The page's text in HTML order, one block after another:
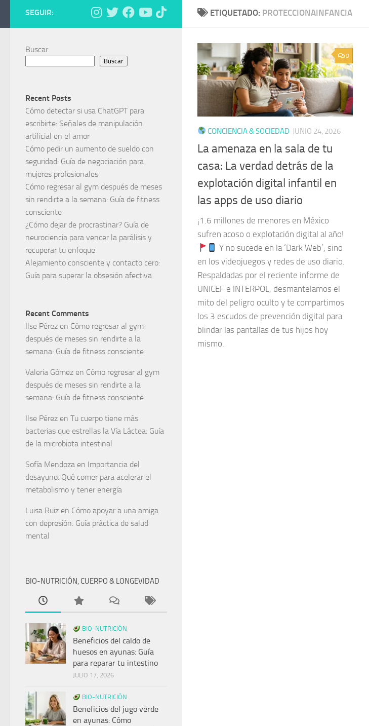
ETIQUETADO: PROTECCIONAINFANCIA
0
CONCIENCIA & SOCIEDAD JUNIO 24, 2026
La amenaza en la sala de tu
casa: La verdad detrás de la
explotación digital infantil en
las apps de uso diario
¡1.6 millones de menores en México
sufren acoso o explotación digital al año!
Y no sucede en la ‘Dark Web’, sino
en los videojuegos y redes de uso diario.
Respaldadas por el reciente informe de
UNICEF e INTERPOL, desmantelamos el
mito del peligro oculto y te compartimos
los 3 escudos de prevención digital para
blindar las pantallas de tus hijos hoy
mismo.
SEGUIR:
Buscar
Buscar
Recent Posts
Cómo detectar si usa ChatGPT para
escribirte: Señales de manipulación
artificial en el amor
Cómo pedir un aumento de sueldo con
seguridad: Guía de negociación para
mujeres profesionales
Cómo regresar al gym después de meses
sin rendirte a la semana: Guía de fitness
consciente
¿Cómo dejar de procrastinar? Guía de
neurociencia para vencer la parálisis y
recuperar tu enfoque
Alejamiento consciente y contacto cero:
Guía para superar la obsesión afectiva
Recent Comments
Ilse Pérez en Cómo regresar al gym
después de meses sin rendirte a la
semana: Guía de fitness consciente
Valeria Gómez en Cómo regresar al gym
después de meses sin rendirte a la
semana: Guía de fitness consciente
Ilse Pérez en Tu cuerpo tiene más
bacterias que estrellas la Vía Láctea: Guía
de la microbiota intestinal
Sofía Mendoza en Importancia del
desayuno: Qué comer para acelerar el
metabolismo y tener energía
Luisa Ruiz en Cómo apoyar a una amiga
con depresión: Guía práctica de salud
mental
BIO-NUTRICIÓN, CUERPO & LONGEVIDAD
BIO-NUTRICIÓN
Beneficios del caldo de
huesos en ayunas: Guía
para reparar tu intestino
JULIO 17, 2026
BIO-NUTRICIÓN
Beneficios del jugo verde
en ayunas: Cómo